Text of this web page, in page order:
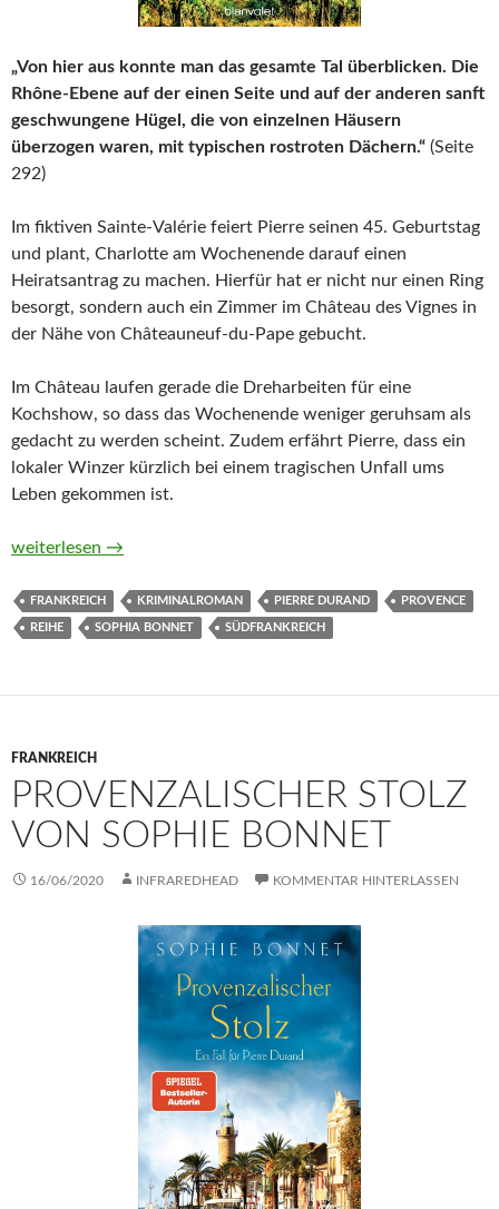
„Von hier aus konnte man das gesamte Tal überblicken. Die
Rhône-Ebene auf der einen Seite und auf der anderen sanft
geschwungene Hügel, die von einzelnen Häusern
überzogen waren, mit typischen rostroten Dächern.“ (Seite
292)
Im fiktiven Sainte-Valérie feiert Pierre seinen 45. Geburtstag
und plant, Charlotte am Wochenende darauf einen
Heiratsantrag zu machen. Hierfür hat er nicht nur einen Ring
besorgt, sondern auch ein Zimmer im Château des Vignes in
der Nähe von Châteauneuf-du-Pape gebucht.
Im Château laufen gerade die Dreharbeiten für eine
Kochshow, so dass das Wochenende weniger geruhsam als
gedacht zu werden scheint. Zudem erfährt Pierre, dass ein
lokaler Winzer kürzlich bei einem tragischen Unfall ums
Leben gekommen ist.
Provenzalischer Sturm. Ein Fall für Pierre Durand, Band 8 von
weiterlesen →
FRANKREICH KRIMINALROMAN PIERRE DURAND PROVENCE
REIHE SOPHIA BONNET SÜDFRANKREICH
FRANKREICH
PROVENZALISCHER STOLZ
VON SOPHIE BONNET
16/06/2020 INFRAREDHEAD KOMMENTAR HINTERLASSEN